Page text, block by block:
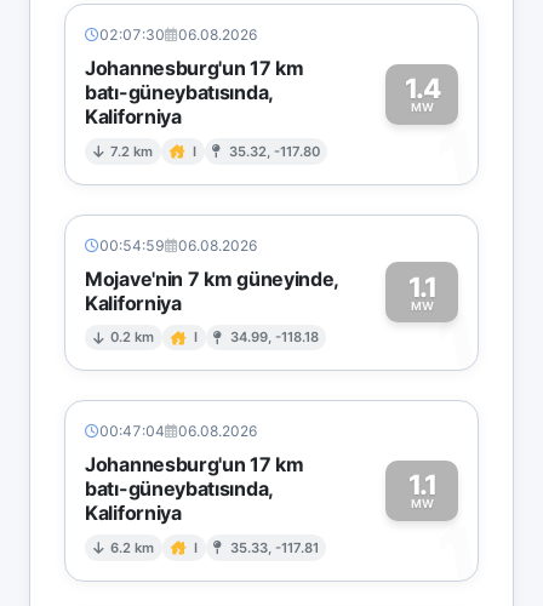
02:07:30 06.08.2026
Johannesburg'un 17 km
batı-güneybatısında,
Kaliforniya
7.2 km I 35.32, -117.80
1.4
MW
1
00:54:59 06.08.2026
Mojave'nin 7 km güneyinde,
Kaliforniya
0.2 km I 34.99, -118.18
1.1
MW1
00:47:04 06.08.2026
Johannesburg'un 17 km
batı-güneybatısında,
Kaliforniya
6.2 km I 35.33, -117.81
1.1
MW
1